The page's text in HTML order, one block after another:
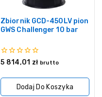
Zbiornik GCD-450LV pion
GWS Challenger 10 bar
0
5
5 814,01 zł brutto
Dodaj Do Koszyka